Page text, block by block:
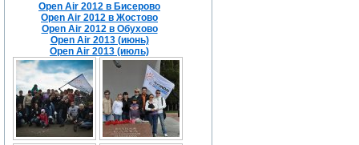
Open Air 2012 в Бисерово
Open Air 2012 в Жостово
Open Air 2012 в Обухово
Open Air 2013 (июнь)
Open Air 2013 (июль)